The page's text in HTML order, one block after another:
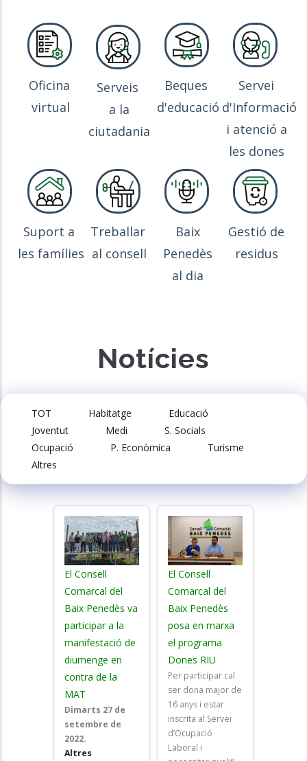
Oficina
virtual
Serveis
a la
ciutadania
Beques
d'educació
Servei
d'Informació
i atenció a
les dones
Suport a
les famílies
Treballar
al consell
Baix
Penedès
al dia
Gestió de
residus
Notícies
TOT Habitatge
Educació
Joventut
Medi
S. Socials
Ocupació
P. Econòmica
Turisme
Altres
El Consell
Comarcal del
Baix Penedès va
participar a la
manifestació de
diumenge en
contra de la
MAT
Dimarts 27 de
setembre de
2022.
Altres
El Consell
Comarcal del
Baix Penedès
posa en marxa
el programa
Dones RIU
Per participar cal
ser dona major de
16 anys i estar
inscrita al Servei
d’Ocupació
Laboral i